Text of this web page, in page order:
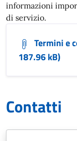
informazioni
di servizio.
Termini e
187.96 kB)
Contatti